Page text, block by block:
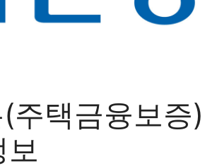
주택금융보증)
보